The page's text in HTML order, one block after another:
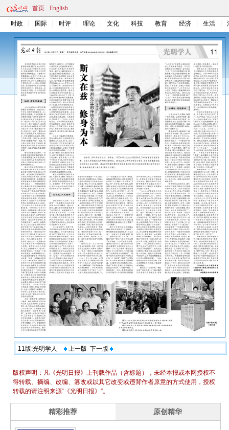
首页 English
时政 国际 时评 理论 文化 科技 教育 经济 生活
11版:光明学人 上一版 下一版